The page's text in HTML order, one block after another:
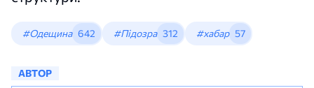
#Одещина 642 #Підозра 312 #хабар 57
АВТОР